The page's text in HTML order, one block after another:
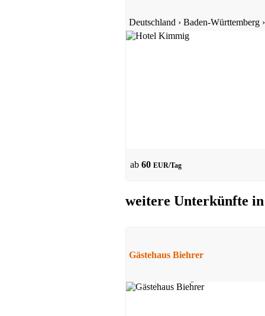
Hornberg
ab 38 EUR/Tag
Hornberg
Hotel
Deutschland › Baden-Württemberg ›
ab 60 EUR/Tag
weitere Unterkünfte
Gästehaus Biehrer